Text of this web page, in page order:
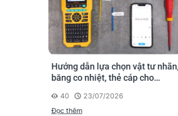
Hướng dẫn lựa chọn vật tư nhãn,
băng co nhiệt, thẻ cáp cho
40
23/07/2026
Đọc thêm